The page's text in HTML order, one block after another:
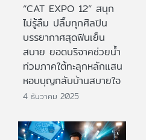
“CAT EXPO 12” สนุก
ไม่รู้ลืม ปลื้มทุกศิลปิน
บรรยากาศสุดฟินเย็น
สบาย ยอดบริจาคช่วยน้ำ
ท่วมภาคใต้ทะลุกหลักแสน
หอบบุญกลับบ้านสบายใจ
4 ธันวาคม 2025